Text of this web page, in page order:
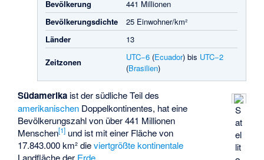
Bevölkerung
441 Millionen
Bevölkerungsdichte
25 Einwohner/km²
Länder
13
Zeitzonen UTC−6(Ecuador) bis UTC−2
(Brasilien)
S
at
el
lit
Südamerika ist der südliche Teil des
amerikanischen Doppelkontinentes, hat eine
Bevölkerungszahl von über 441 Millionen
Menschen[1] und ist mit einer Fläche von
17.843.000 km² dieviertgrößte kontinentale
Landfläche der Erde.